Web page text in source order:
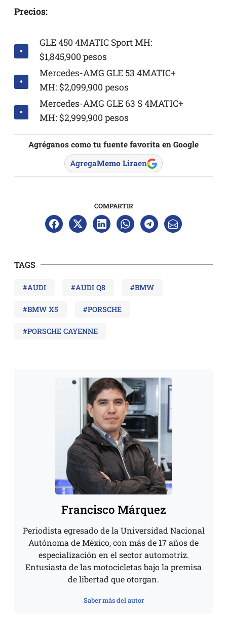
Precios:
GLE 450 4MATIC Sport MH:
$1,845,900 pesos
Mercedes-AMG GLE 53 4MATIC+
MH: $2,099,900 pesos
Mercedes-AMG GLE 63 S 4MATIC+
MH: $2,999,900 pesos
Agréganos como tu fuente favorita en Google
AgregaMemo Liraen
COMPARTIR
TAGS
#AUDI #AUDI Q8 #BMW
#BMW X5 #PORSCHE
#PORSCHE CAYENNE
Francisco Márquez
Periodista egresado de la Universidad Nacional
Autónoma de México, con más de 17 años de
especialización en el sector automotriz.
Entusiasta de las motocicletas bajo la premisa
de libertad que otorgan.
Saber más del autor